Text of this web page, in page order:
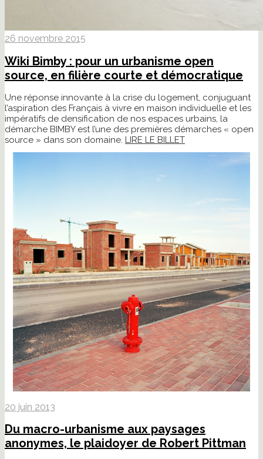
26 novembre 2015
Wiki Bimby : pour un urbanisme open
source, en filière courte et démocratique
Une réponse innovante à la crise du logement, conjuguant
l’aspiration des Français à vivre en maison individuelle et les
impératifs de densification de nos espaces urbains, la
démarche BIMBY est l’une des premières démarches « open
source » dans son domaine. LIRE LE BILLET
20 juin 2013
Du macro-urbanisme aux paysages
anonymes, le plaidoyer de Robert Pittman